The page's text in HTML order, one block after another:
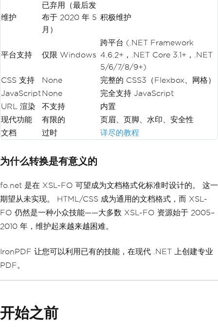
维护
已弃用（最后发
布于 2020 年 5
月）
积极维护
平台支持 仅限 Windows
跨平台 (.NET Framework
4.6.2+，.NET Core 3.1+，.NET
5/6/7/8/9+)
CSS 支持
None
完整的 CSS3（Flexbox、网格）
JavaScriptNone
完全支持 JavaScript
URL 渲染
不支持
内置
现代功能
有限的
页眉、页脚、水印、安全性
文档
过时 详尽的教程
为什么转换是有意义的
fo.net 是在 XSL-FO 可望成为文档格式化标准时设计的。 这一
期望从未实现。 HTML/CSS 成为通用的文档格式，而 XSL-
FO 仍然是一种小众技能——大多数 XSL-FO 资源始于 2005–
2010 年，维护起来越来越困难。
IronPDF 让您可以利用已有的技能，在现代 .NET 上创建专业
PDF。
开始之前